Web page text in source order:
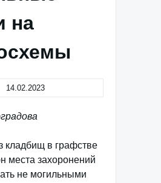
на
14.02.2023
кладбищ в графстве
места захоронений
не могильными